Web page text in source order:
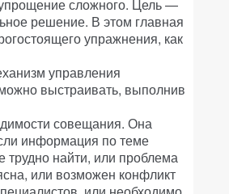
сложного. Цель —
решение. В этом главная
упражнения, как
управления
выстраивать, выполнив
совещания. Она
информация по теме
трудно найти, или проблема
или возможен конфликт